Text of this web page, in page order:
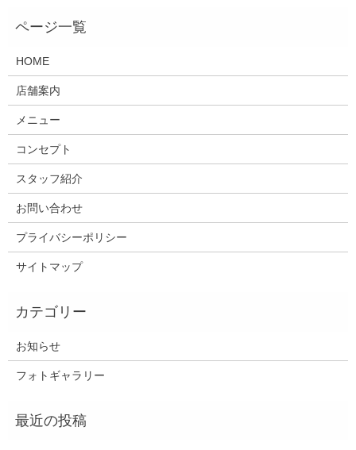
HOME
店舗案内
メニュー
コンセプト
スタッフ紹介
お問い合わせ
プライバシーポリシー
サイトマップ
お知らせ
フォトギャラリー